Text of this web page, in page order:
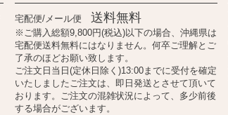
宅配便/メール便 送料無料
※ご購入総額9,800円(税込)以下の場合、沖縄県は
宅配便送料無料にはなりません。何卒ご理解とご
了承のほどお願い致します。
ご注文日当日(定休日除く)13:00までに受付を確定
いたしましたご注文は、即日発送とさせて頂いて
おります。ご注文の混雑状況によって、多少前後
する場合がございます。